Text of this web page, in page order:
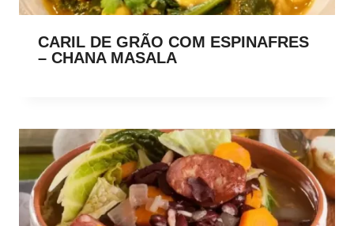
CARIL DE GRÃO COM ESPINAFRES
– CHANA MASALA